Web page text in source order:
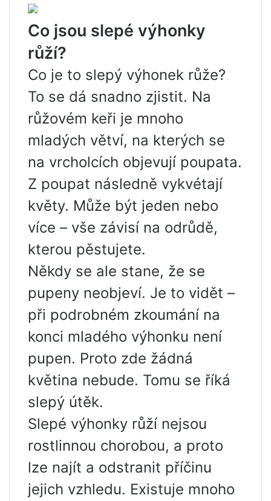
Co jsou slepé výhonky
růží?
Co je to slepý výhonek růže?
To se dá snadno zjistit. Na
růžovém keři je mnoho
mladých větví, na kterých se
na vrcholcích objevují poupata.
Z poupat následně vykvétají
květy. Může být jeden nebo
více – vše závisí na odrůdě,
kterou pěstujete.
Někdy se ale stane, že se
pupeny neobjeví. Je to vidět –
při podrobném zkoumání na
konci mladého výhonku není
pupen. Proto zde žádná
květina nebude. Tomu se říká
slepý útěk.
Slepé výhonky růží nejsou
rostlinnou chorobou, a proto
lze najít a odstranit příčinu
jejich vzhledu. Existuje mnoho